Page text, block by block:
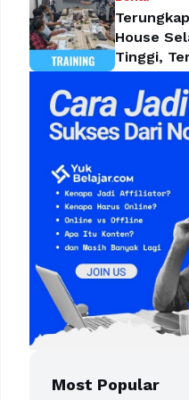
House
Tinggi,
Most Popular